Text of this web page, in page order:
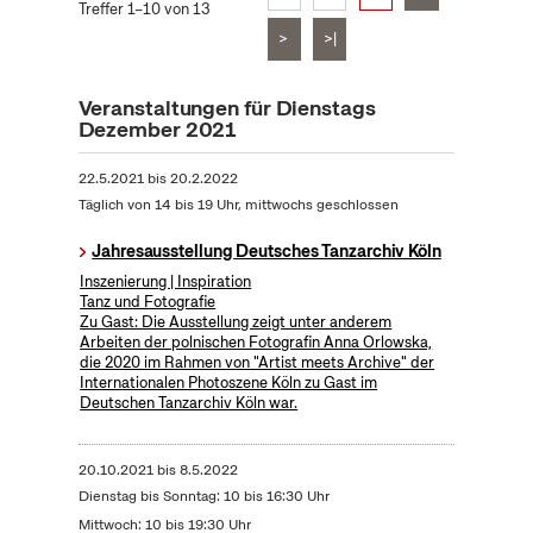
Treffer 1–10 von 13
>
>|
Veranstaltungen für Dienstags
Dezember 2021
22.5.2021bis20.2.2022
Täglich von 14 bis 19 Uhr, mittwochs geschlossen
Jahresausstellung Deutsches Tanzarchiv Köln
Inszenierung | Inspiration
Tanz und Fotografie
Zu Gast: Die Ausstellung zeigt unter anderem
Arbeiten der polnischen Fotografin Anna Orlowska,
die 2020 im Rahmen von "Artist meets Archive" der
Internationalen Photoszene Köln zu Gast im
Deutschen Tanzarchiv Köln war.
20.10.2021bis8.5.2022
Dienstag bis Sonntag: 10 bis 16:30 Uhr
Mittwoch: 10 bis 19:30 Uhr